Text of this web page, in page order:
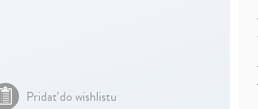
Pridať do wishlistu